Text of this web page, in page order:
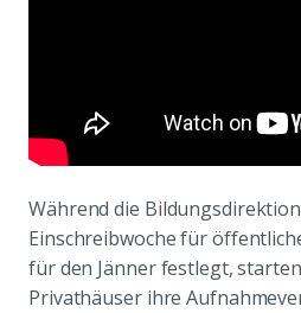
Während die
Einschreibwoche für
für den Jänner festlegt,
Privathäuser ihre